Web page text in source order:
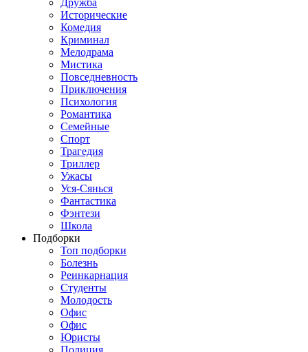
Дружба
Исторические
Комедия
Криминал
Мелодрама
Мистика
Повседневность
Приключения
Психология
Романтика
Семейные
Спорт
Трагедия
Триллер
Ужасы
Уся-Сянься
Фантастика
Фэнтези
Школа
Подборки
Топ подборки
Болезнь
Реинкарнация
Студенты
Молодость
Офис
Офис
Юристы
Полиция